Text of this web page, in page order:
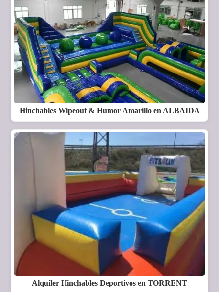
Hinchables Wipeout & Humor Amarillo en ALBAIDA
Alquiler Hinchables Deportivos en TORRENT